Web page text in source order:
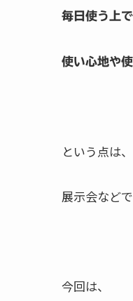
毎日使う上
使い心地や
という点は、
展示会など
今回は、